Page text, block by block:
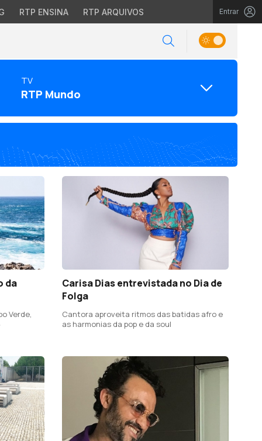
RTP ENSINA RTP ARQUIVOS Entrar
TV
RTP Mundo
da
Verde,
Carisa Dias entrevistada no Dia de
Folga
Cantora aproveita ritmos das batidas afro e
as harmonias da pop e da soul